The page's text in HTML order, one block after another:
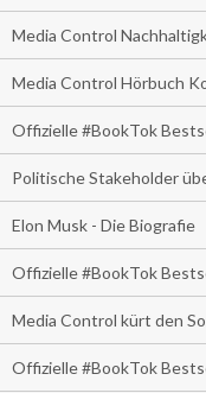
Media Control
Media Control Hörbuch
Offizielle #BookTok
Politische Stakeholder
Elon Musk - Die Biografie
Offizielle #BookTok
Media Control kürt den
Offizielle #BookTok